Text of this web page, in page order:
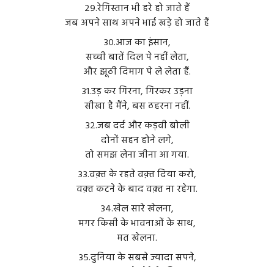
२९.रेगिस्तान भी हरे हो जाते हैं
जब अपने साथ अपने भाई खड़े हो जाते हैं
३०.आज का इंसान,
सच्ची बातें दिल पे नहीं लेता,
और झूठी दिमाग पे ले लेता हैं.
३१.उड़ कर गिरना, गिरकर उड़ना
सीखा है मैंने, बस ठहरना नहीं.
३२.जब दर्द और कड़वी बोली
दोनों सहन होने लगे,
तो समझ लेना जीना आ गया.
३३.वक़्त के रहते वक़्त दिया करो,
वक़्त कटने के बाद वक़्त ना रहेगा.
३४.खेल सारे खेलना,
मगर किसी के भावनाओं के साथ,
मत खेलना.
३५.दुनिया के सबसे ज्यादा सपने,